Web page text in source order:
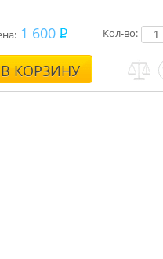
1 600
В КОРЗИНУ
Кол-во: